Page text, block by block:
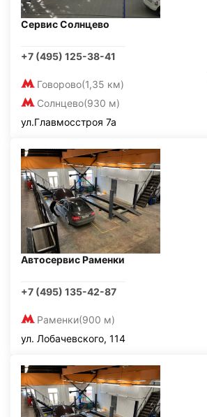
Сервис Солнцево
+7 (495) 125-38-41
Говорово(1,35 км)
Солнцево(930 м)
ул.Главмосстроя 7а
Автосервис Раменки
+7 (495) 135-42-87
Раменки(900 м)
ул. Лобачевского, 114